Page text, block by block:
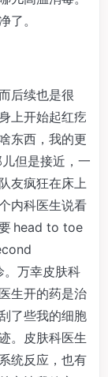
了。
后续也是很
上开始起红疙
东西，我的更
但是接近，一
友疯狂在床上
内科医生说看
head to toe
万幸皮肤科
生开的药是治
了些我的细胞
。皮肤科医生
统反应，也有